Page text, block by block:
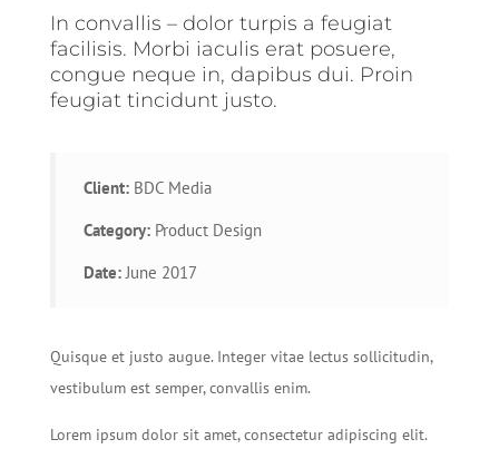
In convallis – dolor turpis a feugiat
facilisis. Morbi iaculis erat posuere,
congue neque in, dapibus dui. Proin
feugiat tincidunt justo.
Client:BDC Media
Category:Product Design
Date:June 2017
Quisque et justo augue. Integer vitae lectus sollicitudin,
vestibulum est semper, convallis enim.
Lorem ipsum dolor sit amet, consectetur adipiscing elit.